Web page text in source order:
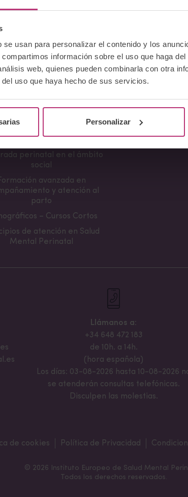
usan para personalizar el contenido y los
información sobre el uso que haga
web, quienes pueden combinarla con otra
uso que haya hecho de sus servicios.
Personalizar
Neurociencia de la
y aplicaciones clínicas
en Salud Mental
Perinatal
de Psicoterapia
Perinatal
Psiquiatría perinatal
perinatal en el ámbito
social
avanzada en
y atención al
parto
– Cursos Cortos
de atención en Salud
Mental Perinatal
Notas
Campañas
Llámanos a:
+34 648 472 183
de 10h. a 14h.
(hora española)
Los días: 03-08-2026 hasta 10-08-2026
se atenderán consultas telefónicas.
Disculpen las molestias.
de cookies Política de Privacidad
© 2026 Instituto Europeo de Salud Mental
Todos los derechos reservados.